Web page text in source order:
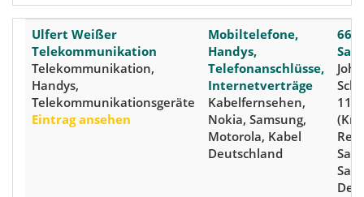
Ulfert Weißer
Telekommunikation
Telekommunikation,
Handys,
Telekommunikationsgeräte
Eintrag ansehen
Mobiltelefone,
Handys,
Telefonanschlüsse,
Internetverträge
Kabelfernsehen,
Nokia, Samsung,
Motorola, Kabel
Deutschland
11